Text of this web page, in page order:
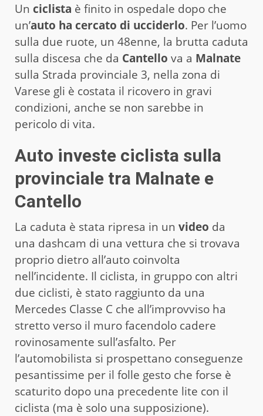
Un ciclista è finito in ospedale dopo che
un’auto ha cercato di ucciderlo. Per l’uomo
sulla due ruote, un 48enne, la brutta caduta
sulla discesa che da Cantello va a Malnate
sulla Strada provinciale 3, nella zona di
Varese gli è costata il ricovero in gravi
condizioni, anche se non sarebbe in
pericolo di vita.
Auto investe ciclista sulla
provinciale tra Malnate e
Cantello
La caduta è stata ripresa in un video da
una dashcam di una vettura che si trovava
proprio dietro all’auto coinvolta
nell’incidente. Il ciclista, in gruppo con altri
due ciclisti, è stato raggiunto da una
Mercedes Classe C che all’improvviso ha
stretto verso il muro facendolo cadere
rovinosamente sull’asfalto. Per
l’automobilista si prospettano conseguenze
pesantissime per il folle gesto che forse è
scaturito dopo una precedente lite con il
ciclista (ma è solo una supposizione).